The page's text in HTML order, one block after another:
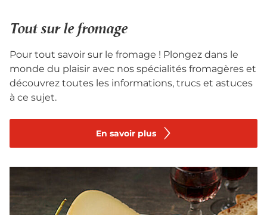
Tout sur le fromage
Pour tout savoir sur le fromage ! Plongez dans le
monde du plaisir avec nos spécialités fromagères et
découvrez toutes les informations, trucs et astuces
à ce sujet.
En savoir plus